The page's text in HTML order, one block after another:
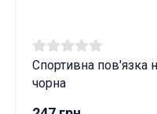
Спортивна пов'язка
чорна